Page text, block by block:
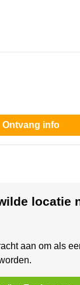
op Zoom
Ontvang info
locatie
aan om als